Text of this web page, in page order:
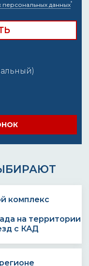
данных*
на территории
с КАД